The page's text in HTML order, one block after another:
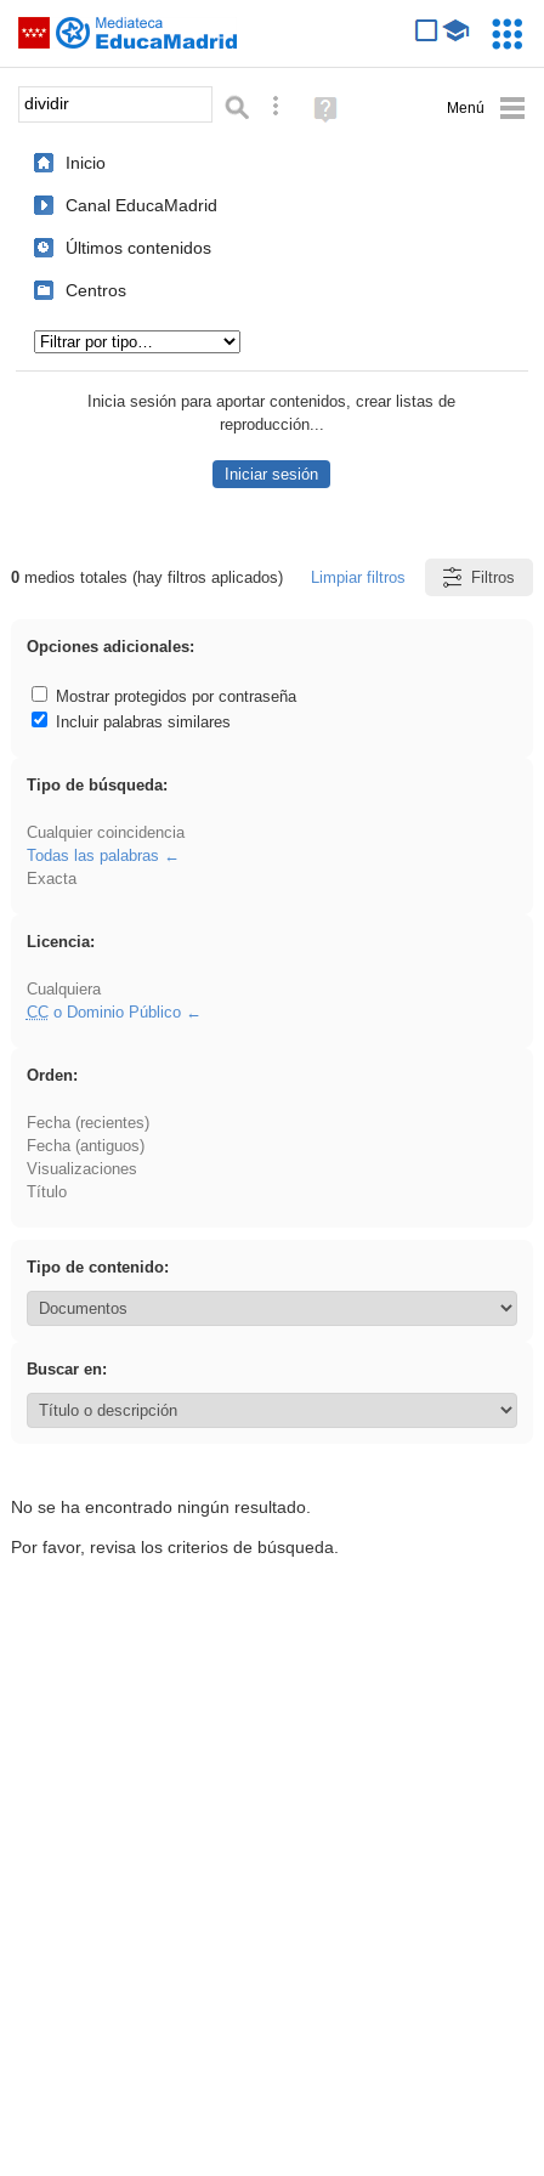
Saltar navegación
Palabra o frase: Búsqueda avanzada
Ayuda
(en
Inicio
Canal EducaMadrid
Últimos contenidos
Centros
Inicia sesión para aportar contenidos, crear listas de
reproducción...
Iniciar sesión
Resultados de: dividir
0medios totales (hay filtros aplicados) Limpiar filtros Filtros
Opciones adicionales:
Mostrar protegidos por contraseña
Incluir palabras similares
Tipo de búsqueda:
Cualquier coincidencia
Todas las palabras
Exacta
Licencia:
Cualquiera
CCo Dominio Público
Orden:
Fecha (recientes)
Fecha (antiguos)
Visualizaciones
Título
Tipo de contenido:
Buscar en:
No se ha encontrado ningún resultado.
Por favor, revisa los criterios de búsqueda.